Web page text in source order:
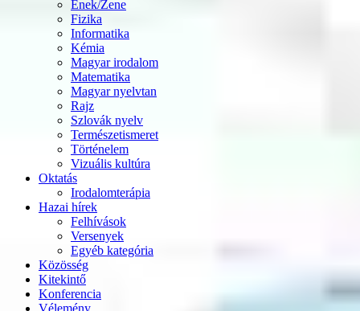
Ének/Zene
Fizika
Informatika
Kémia
Magyar irodalom
Matematika
Magyar nyelvtan
Rajz
Szlovák nyelv
Természetismeret
Történelem
Vizuális kultúra
Oktatás
Irodalomterápia
Hazai hírek
Felhívások
Versenyek
Egyéb kategória
Közösség
Kitekintő
Konferencia
Vélemény